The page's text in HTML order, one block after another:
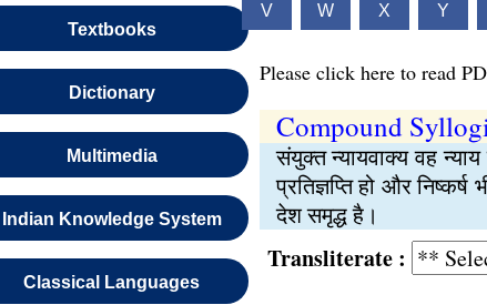
Textbooks
Dictionary
Multimedia
Indian Knowledge System
Classical Languages
V W X Y
Please click here to read
Compound
संयुक्त न्यायवाक्य वह
प्रतिज्ञप्ति हो और
देश समृद्ध है।
Transliterate :